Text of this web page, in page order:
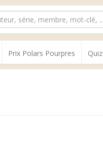
Prix Polars Pourpres